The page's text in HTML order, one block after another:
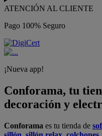
ATENCIÓN AL CLIENTE
Pago 100% Seguro
¡Nueva app!
Conforama, tu
decoración y
Conforama es tu tienda de